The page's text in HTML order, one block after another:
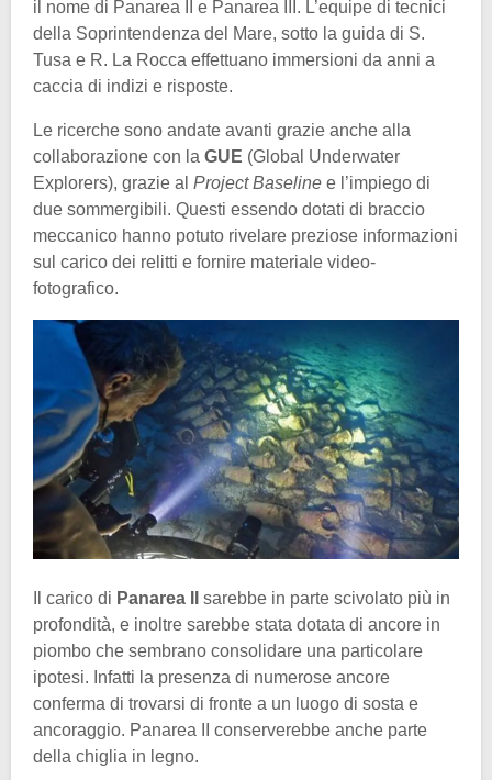
il nome di Panarea II e Panarea III. L’equipe di tecnici
della Soprintendenza del Mare, sotto la guida di S.
Tusa e R. La Rocca effettuano immersioni da anni a
caccia di indizi e risposte.
Le ricerche sono andate avanti grazie anche alla
collaborazione con la GUE (Global Underwater
Explorers), grazie al Project Baseline e l’impiego di
due sommergibili. Questi essendo dotati di braccio
meccanico hanno potuto rivelare preziose informazioni
sul carico dei relitti e fornire materiale video-
fotografico.
Il carico di Panarea II sarebbe in parte scivolato più in
profondità, e inoltre sarebbe stata dotata di ancore in
piombo che sembrano consolidare una particolare
ipotesi. Infatti la presenza di numerose ancore
conferma di trovarsi di fronte a un luogo di sosta e
ancoraggio. Panarea II conserverebbe anche parte
della chiglia in legno.